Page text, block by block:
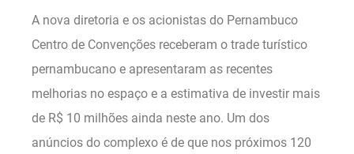
A nova diretoria e os acionistas do Pernambuco
Centro de Convenções receberam o trade turístico
pernambucano e apresentaram as recentes
melhorias no espaço e a estimativa de investir mais
de R$ 10 milhões ainda neste ano. Um dos
anúncios do complexo é de que nos próximos 120